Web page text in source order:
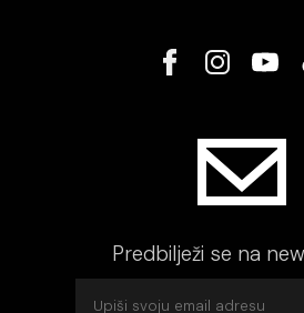
Predbilježi se na